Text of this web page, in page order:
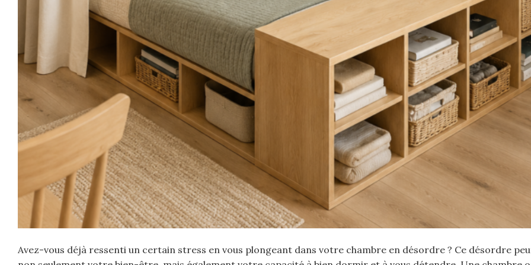
Avez-vous déjà ressenti un certain stress en vous plongeant dans votre chambre en désordre ? Ce désordre